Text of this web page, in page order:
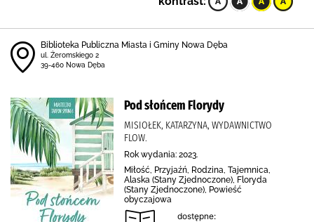
Biblioteka Publiczna Miasta i Gminy Nowa Dęba
ul. Żeromskiego 2
39-460 Nowa Dęba
Pod słońcem Florydy
MISIOŁEK, KATARZYNA, WYDAWNICTWO
FLOW.
Rok wydania: 2023.
Miłość, Przyjaźń, Rodzina, Tajemnica,
Alaska (Stany Zjednoczone), Floryda
(Stany Zjednoczone), Powieść
obyczajowa
dostępne: